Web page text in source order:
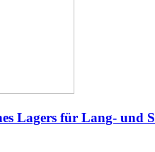
Lagers für Lang- und